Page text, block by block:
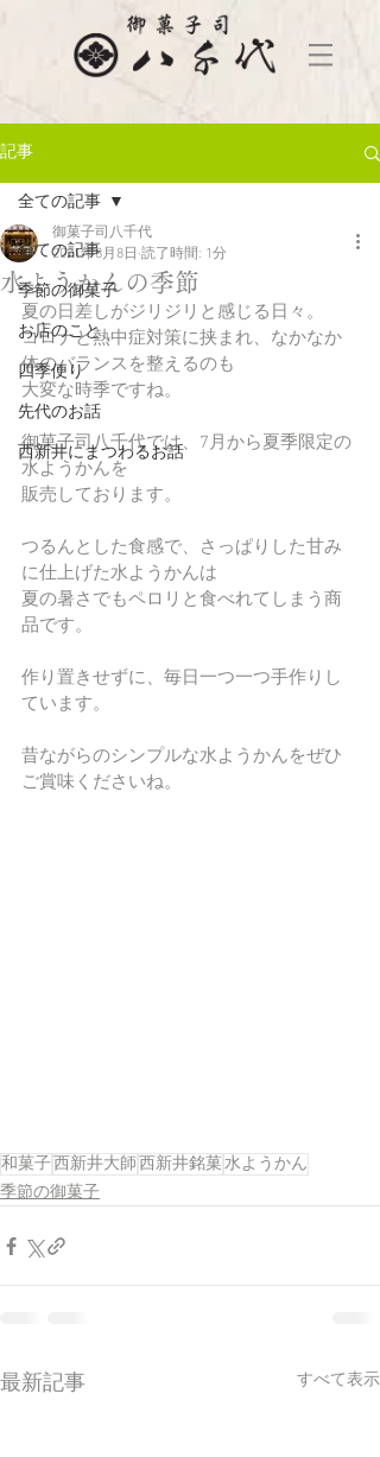
記事
全ての記事
季節の御菓子
お店のこと
四季便り
先代のお話
西新井にまつわるお話
全ての記事
水ようかんの季節
御菓子司八千代
2021年8月8日 読了時間: 1分
夏の日差しがジリジリと感じる日々。
コロナと熱中症対策に挟まれ、なかなか
体のバランスを整えるのも
大変な時季ですね。
御菓子司八千代では、7月から夏季限定の
水ようかんを
販売しております。
つるんとした食感で、さっぱりした甘み
に仕上げた水ようかんは
夏の暑さでもペロリと食べれてしまう商
品です。
作り置きせずに、毎日一つ一つ手作りし
ています。
昔ながらのシンプルな水ようかんをぜひ
ご賞味くださいね。
和菓子 西新井大師 西新井銘菓水ようかん
季節の御菓子
最新記事 すべて表示